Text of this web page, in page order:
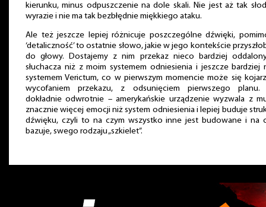
kierunku, minus odpuszczenie na dole skali. Nie jest aż tak
wyrazie i nie ma tak bezbłędnie miękkiego ataku.
Ale też jeszcze lepiej różnicuje poszczególne dźwięki,
‘detaliczność’ to ostatnie słowo, jakie w jego kontekście
do głowy. Dostajemy z nim przekaz nieco bardziej
słuchacza niż z moim systemem odniesienia i jeszcze bardziej
systemem Verictum, co w pierwszym momencie może się
wycofaniem przekazu, z odsunięciem pierwszego planu.
dokładnie odwrotnie – amerykańskie urządzenie wyzwala z
znacznie więcej emocji niż system odniesienia i lepiej buduje
dźwięku, czyli to na czym wszystko inne jest budowane i na
bazuje, swego rodzaju „szkielet”.